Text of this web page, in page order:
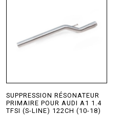
SUPPRESSION RÉSONATEUR
PRIMAIRE POUR AUDI A1 1.4
TFSI (S-LINE) 122CH (10-18)